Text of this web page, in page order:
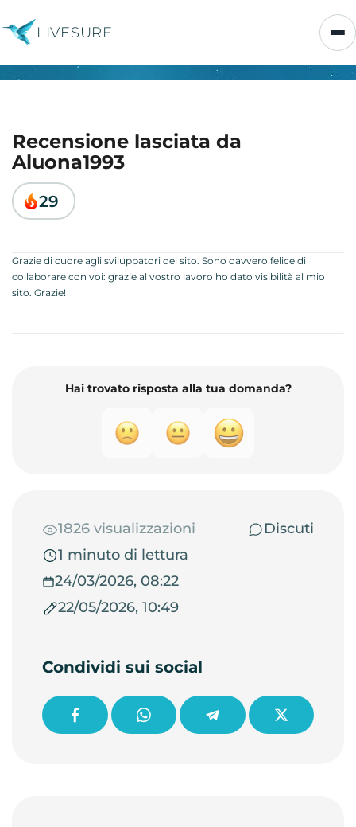
LIVESURF
Recensione lasciata da
Aluona1993
29
Grazie di cuore agli sviluppatori del sito. Sono davvero felice di
collaborare con voi: grazie al vostro lavoro ho dato visibilità al mio
sito. Grazie!
Hai trovato risposta alla tua domanda?
1826 visualizzazioni
Discuti
1 minuto di lettura
24/03/2026, 08:22
22/05/2026, 10:49
Condividi sui social